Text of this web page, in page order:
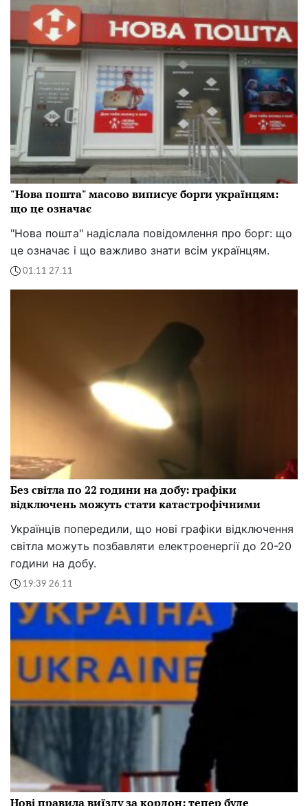
"Нова пошта" масово виписує борги українцям:
що це означає
"Нова пошта" надіслала повідомлення про борг: що
це означає і що важливо знати всім українцям.
01:11 27.11
Без світла по 22 години на добу: графіки
відключень можуть стати катастрофічними
Українців попередили, що нові графіки відключення
світла можуть позбавляти електроенергії до 20-20
години на добу.
19:39 26.11
Нові правила виїзду за кордон: тепер буде